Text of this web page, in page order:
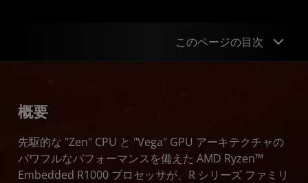
このページの目次
仕様
リソース
概要
先駆的な "Zen" CPU と "Vega" GPU アーキテクチャの
パワフルなパフォーマンスを備えた AMD Ryzen™
Embedded R1000 プロセッサが、R シリーズ ファミリ